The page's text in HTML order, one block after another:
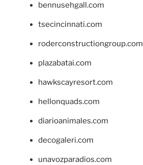
bennusehgall.com
tsecincinnati.com
roderconstructiongroup.com
plazabatai.com
hawkscayresort.com
hellonquads.com
diarioanimales.com
decogaleri.com
unavozparadios.com